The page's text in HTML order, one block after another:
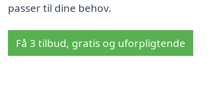
passer til dine behov.
Få 3 tilbud, gratis og uforpligtende